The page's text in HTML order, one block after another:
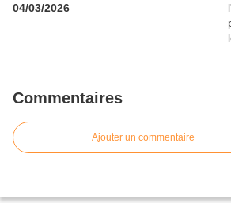
04/03/2026
Commentaires
Ajouter un commentaire